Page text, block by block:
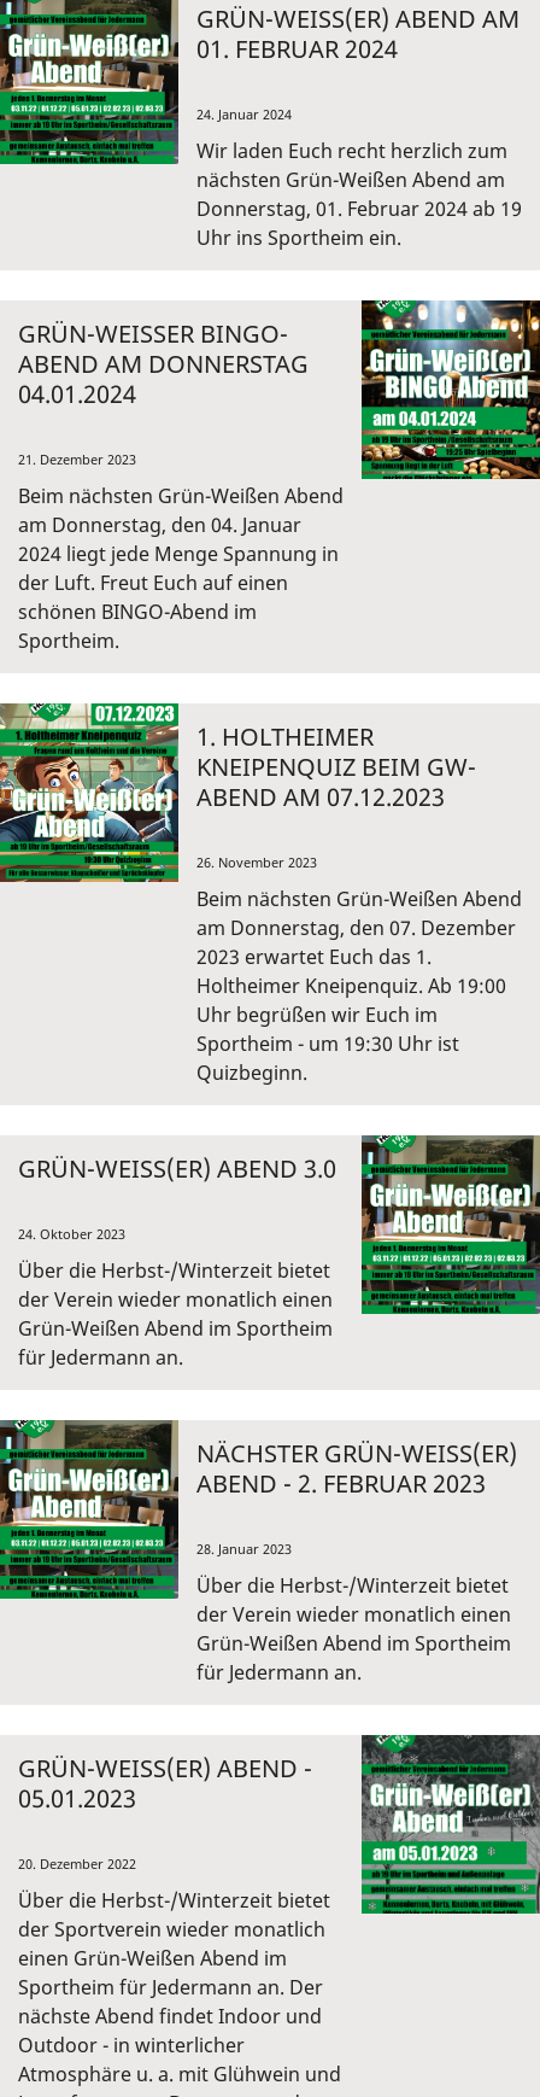
GRÜN-WEISS(ER) ABEND AM 0
1. FEBRUAR 2024
24. Januar 2024
Wir laden Euch recht herzlich zum
nächsten Grün-Weißen Abend am
Donnerstag, 01. Februar 2024 ab 19
Uhr ins Sportheim ein.
GRÜN-WEISSER BINGO-A
BEND AM DONNERSTAG 0
4.01.2024
21. Dezember 2023
Beim nächsten Grün-Weißen Abend
am Donnerstag, den 04. Januar
2024 liegt jede Menge Spannung in
der Luft. Freut Euch auf einen
schönen BINGO-Abend im
Sportheim.
1. HOLTHEIMER
KNEIPENQUIZ BEIM GW-
ABEND AM 07.12.2023
26. November 2023
Beim nächsten Grün-Weißen Abend
am Donnerstag, den 07. Dezember
2023 erwartet Euch das 1.
Holtheimer Kneipenquiz. Ab 19:00
Uhr begrüßen wir Euch im
Sportheim - um 19:30 Uhr ist
Quizbeginn.
GRÜN-WEISS(ER) ABEND 3.0
24. Oktober 2023
Über die Herbst-/Winterzeit bietet
der Verein wieder monatlich einen
Grün-Weißen Abend im Sportheim
für Jedermann an.
NÄCHSTER GRÜN-WEISS(ER) A
BEND - 2. FEBRUAR 2023
28. Januar 2023
Über die Herbst-/Winterzeit bietet
der Verein wieder monatlich einen
Grün-Weißen Abend im Sportheim
für Jedermann an.
GRÜN-WEISS(ER) ABEND - 0
5.01.2023
20. Dezember 2022
Über die Herbst-/Winterzeit bietet
der Sportverein wieder monatlich
einen Grün-Weißen Abend im
Sportheim für Jedermann an. Der
nächste Abend findet Indoor und
Outdoor - in winterlicher
Atmosphäre u. a. mit Glühwein und